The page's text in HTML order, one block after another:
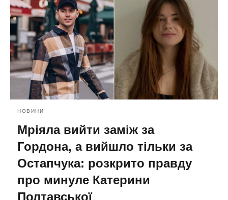
НОВИНИ
Мріяла вийти заміж за
Гордона, а вийшло тільки за
Остапчука: розкрито правду
про минуле Катерини
Полтавської